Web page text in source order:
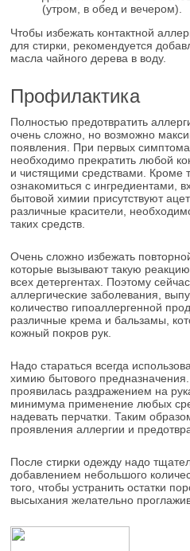
(утром, в обед и вечером).
Чтобы избежать контактной
для стирки, рекомендуется
масла чайного дерева в воду.
Профилактика
Полностью предотвратить
очень сложно, но возможно
появления. При первых
необходимо прекратить любой
и чистящими средствами. Кроме
ознакомиться с ингредиентами,
бытовой химии присутствуют
различные красители,
таких средств.
Очень сложно избежать
которые вызывают такую
всех детергентах. Поэтому
аллергические заболевания,
количество гипоаллергенной
различные крема и бальзамы,
кожный покров рук.
Надо стараться всегда
химию бытового
проявилась раздражением на
минимума применение любых
надевать перчатки. Таким
проявления аллергии и
После стирки одежду надо
добавлением небольшого
того, чтобы устранить остатки
высыхания желательно